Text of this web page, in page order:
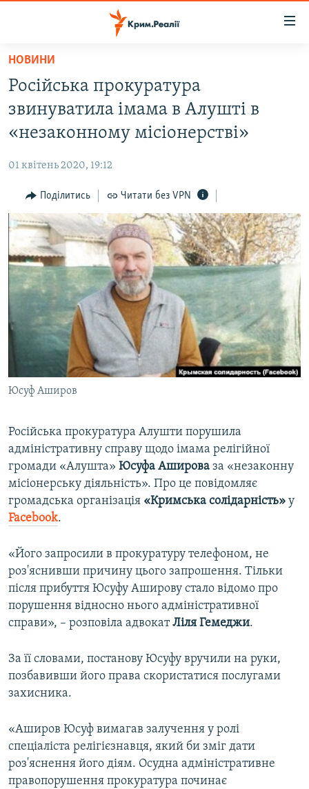
Перейти
основного
матеріалу
до
основної
Перейти
до
пошуку
ВІДЕО ТА ФОТО
БЛОГИ
ПОГЛЯД
ІНТЕРВ'Ю
ВСЕ ЗА ДЕНЬ
СПЕЦПРОЕКТИ
ДЕПОРТАЦІЯ
ВІДЕОУРОКИ «ELIFBE»
СВІДЧЕННЯ ОКУПАЦІЇ
УКРАЇНСЬКА ПРОБЛЕМА КРИМУ
ІНФОГРАФІКА
ЯК ОБІЙТИ БЛОКУВАННЯ
Русский
ДОЛУЧАЙСЯ!
Усі сайти RFE/RL
НОВИНИ
Російська прокуратура
звинуватила імама в Алушті в
«незаконному місіонерстві»
01 квітень 2020, 19:12
Поділитись Читати без VPN
Юсуф Аширов
Російська прокуратура Алушти порушила
адміністративну справу щодо імама релігійної
громади «Алушта» Юсуфа Аширова за «незаконну
місіонерську діяльність». Про це повідомляє
громадська організація «Кримська солідарність» у
Facebook.
«Його запросили в прокуратуру телефоном, не
роз'яснивши причину цього запрошення. Тільки
після прибуття Юсуфу Аширову стало відомо про
порушення відносно нього адміністративної
справи», – розповіла адвокатЛіля Гемеджи.
За її словами, постанову Юсуфу вручили на руки,
позбавивши його права скористатися послугами
захисника.
«Аширов Юсуф вимагав залучення у ролі
спеціаліста релігієзнавця, який би зміг дати
роз'яснення його діям. Осудна адміністративне
правопорушення прокуратура починає